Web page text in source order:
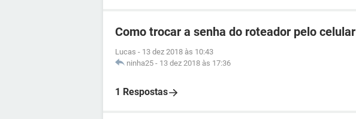
Como trocar a senha do roteador pelo celular
Lucas - 13 dez 2018 às 10:43
ninha25 - 13 dez 2018 às 17:36
1 Respostas